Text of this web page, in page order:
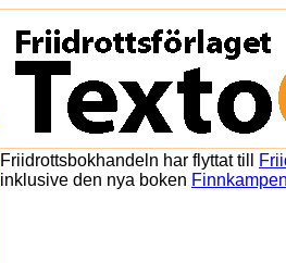
Friidrottsbokhandeln har flyttat till
inklusive den nya boken